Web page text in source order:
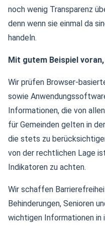
noch wenig Transparenz
denn wenn sie einmal da
handeln.
Mit gutem Beispiel
Wir prüfen Browser-
sowie
Informationen, die von
für Gemeinden gelten in
die stets zu
von der rechtlichen Lage
Indikatoren zu achten.
Wir schaffen
Behinderungen, Senioren
wichtigen Informationen in